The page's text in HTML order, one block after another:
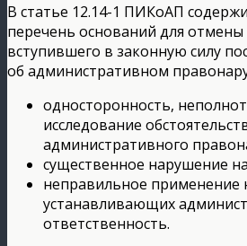
В статье 12.14-1 ПИКоАП
перечень оснований для
вступившего в законную силу
об административном
односторонность,
исследование
административного
существенное нарушение
неправильное применение
устанавливающих
ответственность.